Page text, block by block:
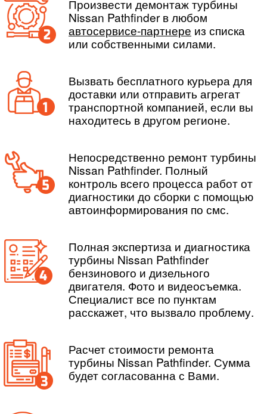
Произвести демонтаж турбины
Nissan Pathfinder в любом
автосервисе-партнере из списка
или собственными силами.
Вызвать бесплатного курьера для
доставки или отправить агрегат
транспортной компанией, если вы
находитесь в другом регионе.
Непосредственно ремонт турбины
Nissan Pathfinder. Полный
контроль всего процесса работ от
диагностики до сборки с помощью
автоинформирования по смс.
Полная экспертиза и диагностика
турбины Nissan Pathfinder
бензинового и дизельного
двигателя. Фото и видеосъемка.
Специалист все по пунктам
расскажет, что вызвало проблему.
Расчет стоимости ремонта
турбины Nissan Pathfinder. Сумма
будет согласованна с Вами.